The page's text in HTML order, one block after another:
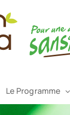
Le Programme